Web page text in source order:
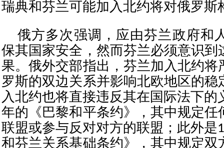
瑞典和芬兰可能加入北约将对俄罗斯
俄方多次强调，应由芬兰政府和
保其国家安全，然而芬兰必须意识到
果。俄外交部指出，芬兰加入北约将
罗斯的双边关系并影响北欧地区的稳
入北约也将直接违反其在国际法下的
年的《巴黎和平条约》，其中规定任
联盟或参与反对对方的联盟；此外是
和芬兰关系基础条约》，其中规定双